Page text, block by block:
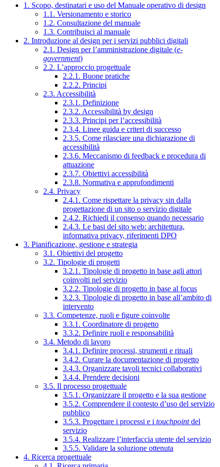
1. Scopo, destinatari e uso del Manuale operativo di design
1.1. Versionamento e storico
1.2. Consultazione del manuale
1.3. Contribuisci al manuale
2. Introduzione al design per i servizi pubblici digitali
2.1. Design per l’amministrazione digitale (e-
government)
2.2. L’approccio progettuale
2.2.1. Buone pratiche
2.2.2. Principi
2.3. Accessibilità
2.3.1. Definizione
2.3.2. Accessibilità by design
2.3.3. Principi per l’accessibilità
2.3.4. Linee guida e criteri di successo
2.3.5. Come rilasciare una dichiarazione di
accessibilità
2.3.6. Meccanismo di feedback e procedura di
attuazione
2.3.7. Obiettivi accessibilità
2.3.8. Normativa e approfondimenti
2.4. Privacy
2.4.1. Come rispettare la privacy sin dalla
progettazione di un sito o servizio digitale
2.4.2. Richiedi il consenso quando necessario
2.4.3. Le basi del sito web: architettura,
informativa privacy, riferimenti DPO
3. Pianificazione, gestione e strategia
3.1. Obiettivi del progetto
3.2. Tipologie di progetti
3.2.1. Tipologie di progetto in base agli attori
coinvolti nel servizio
3.2.2. Tipologie di progetto in base al focus
3.2.3. Tipologie di progetto in base all’ambito di
intervento
3.3. Competenze, ruoli e figure coinvolte
3.3.1. Coordinatore di progetto
3.3.2. Definire ruoli e responsabilità
3.4. Metodo di lavoro
3.4.1. Definire processi, strumenti e rituali
3.4.2. Curare la documentazione di progetto
3.4.3. Organizzare tavoli tecnici collaborativi
3.4.4. Prendere decisioni
3.5. Il processo progettuale
3.5.1. Organizzare il progetto e la sua gestione
3.5.2. Comprendere il contesto d’uso del servizio
pubblico
3.5.3. Progettare i processi e i touchpointdel
servizio
3.5.4. Realizzare l’interfaccia utente del servizio
3.5.5. Validare la soluzione ottenuta
4. Ricerca progettuale